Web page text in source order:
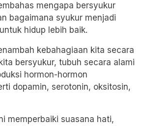
mengapa bersyukur
bagaimana syukur menjadi
hidup lebih baik.
kebahagiaan kita secara
bersyukur, tubuh secara alami
hormon-hormon
dopamin, serotonin, oksitosin,
memperbaiki suasana hati,